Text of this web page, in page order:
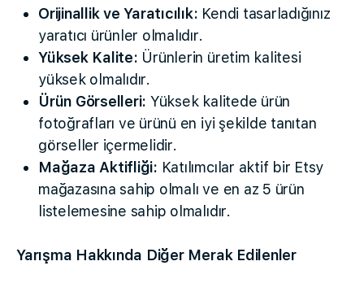
Orijinallik ve Yaratıcılık: Kendi tasarladığınız
yaratıcı ürünler olmalıdır.
Yüksek Kalite: Ürünlerin üretim kalitesi
yüksek olmalıdır.
Ürün Görselleri: Yüksek kalitede ürün
fotoğrafları ve ürünü en iyi şekilde tanıtan
görseller içermelidir.
Mağaza Aktifliği: Katılımcılar aktif bir Etsy
mağazasına sahip olmalı ve en az 5 ürün
listelemesine sahip olmalıdır.
Yarışma Hakkında Diğer Merak Edilenler